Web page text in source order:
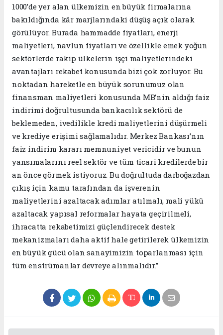
1000’de yer alan ülkemizin en büyük firmalarına
bakıldığında kâr marjlarındaki düşüş açık olarak
görülüyor. Burada hammadde fiyatları, enerji
maliyetleri, navlun fiyatları ve özellikle emek yoğun
sektörlerde rakip ülkelerin işçi maliyetlerindeki
avantajları rekabet konusunda bizi çok zorluyor. Bu
noktadan hareketle en büyük sorunumuz olan
finansman maliyetleri konusunda MB’nin aldığı faiz
indirimi doğrultusunda bankacılık sektörü de
beklemeden, ivedilikle kredi maliyetlerini düşürmeli
ve krediye erişimi sağlamalıdır. Merkez Bankası’nın
faiz indirim kararı memnuniyet vericidir ve bunun
yansımalarını reel sektör ve tüm ticari kredilerde bir
an önce görmek istiyoruz. Bu doğrultuda darboğazdan
çıkış için kamu tarafından da işverenin
maliyetlerini azaltacak adımlar atılmalı, mali yükü
azaltacak yapısal reformalar hayata geçirilmeli,
ihracatta rekabetimizi güçlendirecek destek
mekanizmaları daha aktif hale getirilerek ülkemizin
en büyük gücü olan sanayimizin toparlanması için
tüm enstrümanlar devreye alınmalıdır.”